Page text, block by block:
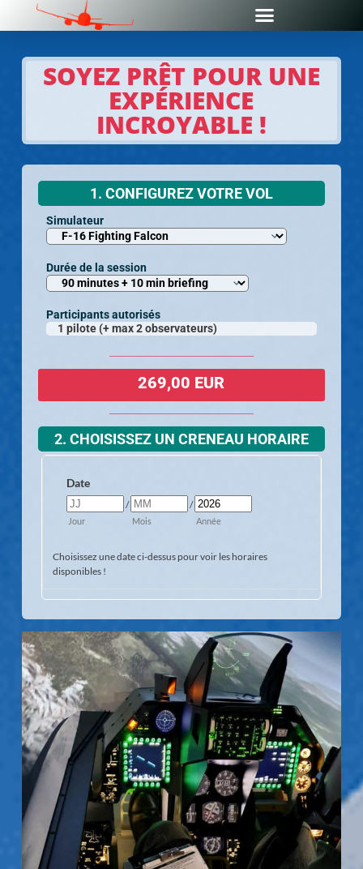
SOYEZ PRÊT POUR UNE
EXPÉRIENCE
INCROYABLE !
1. CONFIGUREZ VOTRE VOL
Simulateur
Durée de la session
Participants autorisés
1 pilote (+ max 2 observateurs)
269,00 EUR
2. CHOISISSEZ UN CRENEAU HORAIRE
Date
Jour
/
Mois
/
Année
Choisissez une date ci-dessus pour voir les horaires
disponibles !